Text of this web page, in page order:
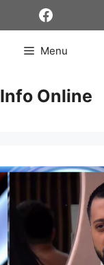
Facebook
Menu
Info Online